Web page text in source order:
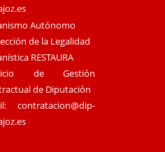
Autónomo
de la Legalidad
RESTAURA
de Gestión
de Diputación
contratacion@dip-